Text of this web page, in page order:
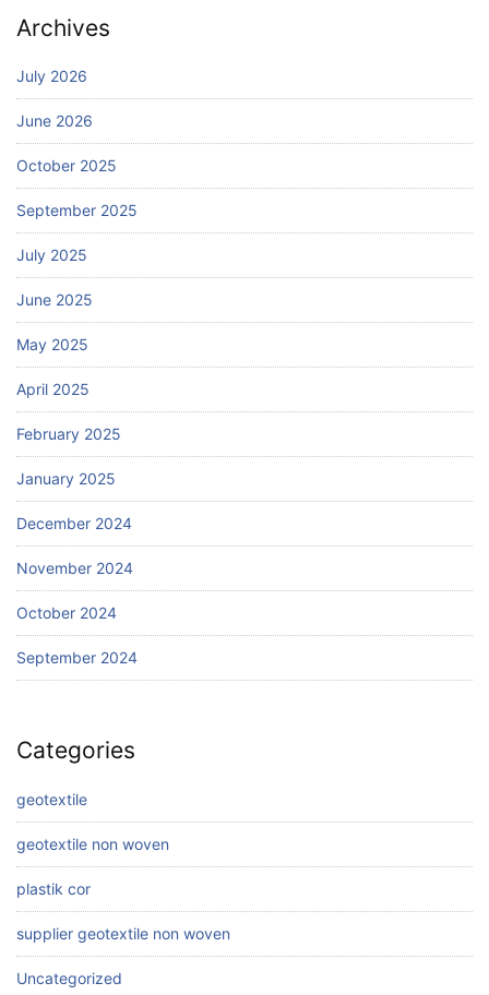
Archives
July 2026
June 2026
October 2025
September 2025
July 2025
June 2025
May 2025
April 2025
February 2025
January 2025
December 2024
November 2024
October 2024
September 2024
Categories
geotextile
geotextile non woven
plastik cor
supplier geotextile non woven
Uncategorized